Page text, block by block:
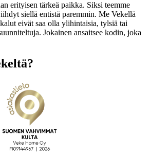
erityisen tärkeä paikka. Siksi teemme
siellä entistä paremmin. Me Vekellä
eivät saa olla ylihintaisia, tylsiä tai
Jokainen ansaitsee kodin, joka